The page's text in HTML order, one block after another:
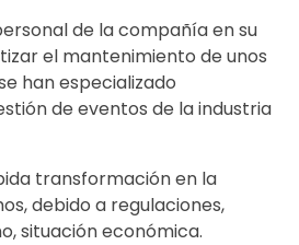
de la compañía en su
el mantenimiento de unos
han especializado
de eventos de la industria
transformación en la
debido a regulaciones,
situación económica.